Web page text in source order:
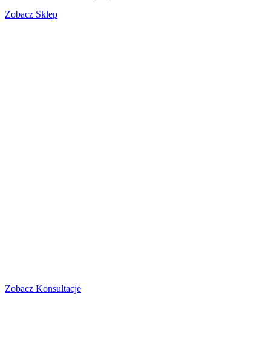
Zobacz Sklep
Zobacz Konsultacje